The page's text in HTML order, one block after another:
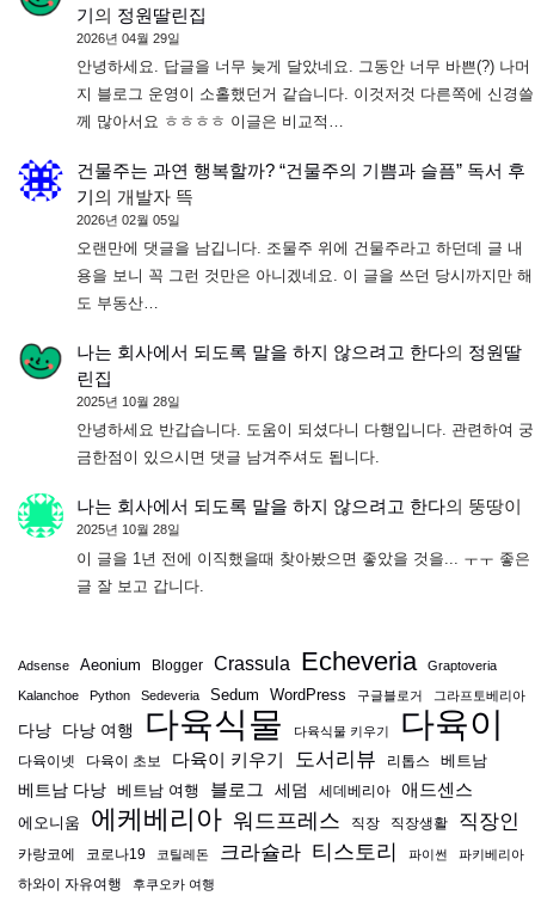
기의 정원딸린집
2026년 04월 29일
안녕하세요. 답글을 너무 늦게 달았네요. 그동안 너무 바쁜(?) 나머
지 블로그 운영이 소홀했던거 같습니다. 이것저것 다른쪽에 신경쓸
께 많아서요 ㅎㅎㅎㅎ 이글은 비교적…
건물주는 과연 행복할까? “건물주의 기쁨과 슬픔” 독서 후
기의 개발자 뜩
2026년 02월 05일
오랜만에 댓글을 남깁니다. 조물주 위에 건물주라고 하던데 글 내
용을 보니 꼭 그런 것만은 아니겠네요. 이 글을 쓰던 당시까지만 해
도 부동산…
나는 회사에서 되도록 말을 하지 않으려고 한다의 정원딸
린집
2025년 10월 28일
안녕하세요 반갑습니다. 도움이 되셨다니 다행입니다. 관련하여 궁
금한점이 있으시면 댓글 남겨주셔도 됩니다.
나는 회사에서 되도록 말을 하지 않으려고 한다의 뚱땅이
2025년 10월 28일
이 글을 1년 전에 이직했을때 찾아봤으면 좋았을 것을... ㅜㅜ 좋은
글 잘 보고 갑니다.
Adsense Aeonium Blogger Crassula Echeveria Graptoveria
Kalanchoe Python Sedeveria Sedum WordPress 구글블로거 그라프토베리아
다낭 다낭 여행 다육식물 다육식물 키우기 다육이
다육이넷 다육이 초보 다육이 키우기 도서리뷰 리톱스
베트남
베트남 다낭 베트남 여행 블로그 세덤 세데베리아 애드센스
에오니움 에케베리아 워드프레스 직장 직장생활 직장인
카랑코에 코로나19 코틸레돈 크라슐라 티스토리 파이썬 파키베리아
하와이 자유여행 후쿠오카 여행